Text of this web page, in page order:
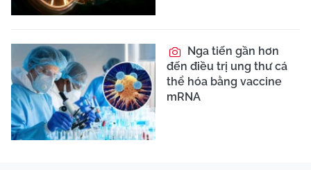
Nga tiến gần hơn
đến điều trị ung thư cá
thể hóa bằng vaccine
mRNA